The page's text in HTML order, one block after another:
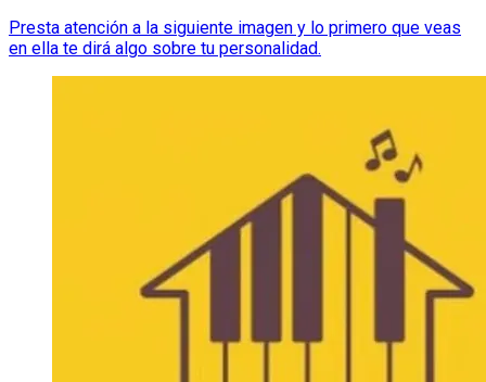
Presta atención a la siguiente imagen y lo primero que veas
en ella te dirá algo sobre tu personalidad.